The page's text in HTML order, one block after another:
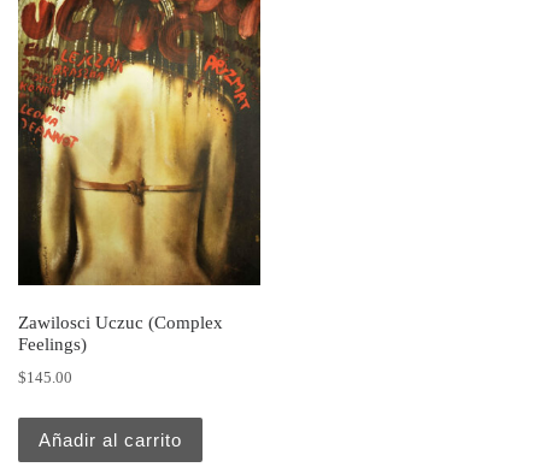
Zawilosci Uczuc (Complex
Feelings)
$145.00
Añadir al carrito